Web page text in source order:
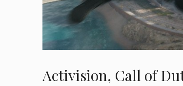
Activision, Call of